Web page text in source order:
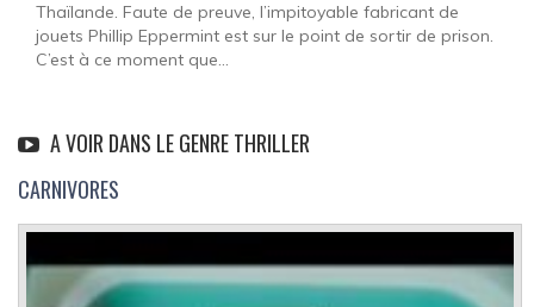
Thaïlande. Faute de preuve, l’impitoyable fabricant de
jouets Phillip Eppermint est sur le point de sortir de prison.
C’est à ce moment que...
A VOIR DANS LE GENRE THRILLER
CARNIVORES